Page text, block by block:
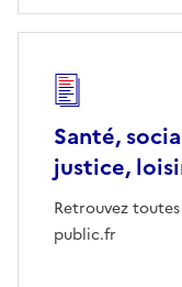
Santé,
justice,
Retrouvez
public.fr